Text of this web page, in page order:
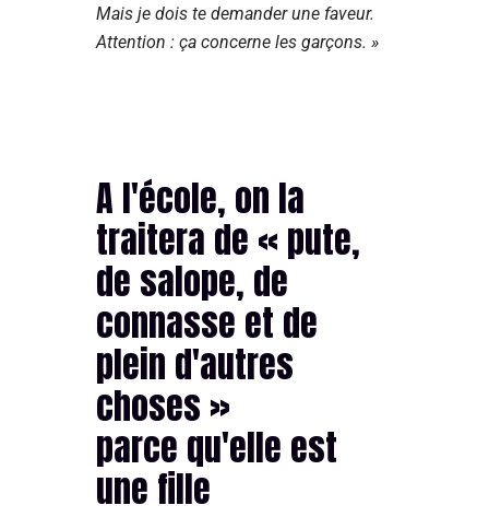
Mais je dois te demander une faveur.
Attention : ça concerne les garçons. »
A l'école, on la
traitera de « pute,
de salope, de
connasse et de
plein d'autres
choses »
parce qu'elle est
une fille